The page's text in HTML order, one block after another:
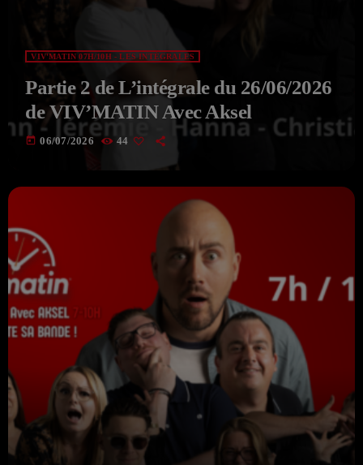
VIV'MATIN 07H/10H - LES INTÉGRALES
Partie 2 de L’intégrale du 26/06/2026
de VIV’MATIN Avec Aksel
today 06/07/2026 44